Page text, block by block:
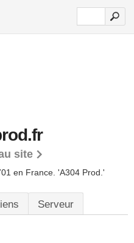
site
en France. 'A304 Prod.'
Serveur